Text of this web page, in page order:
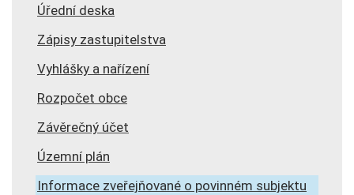
Úřední deska
Zápisy zastupitelstva
Vyhlášky a nařízení
Rozpočet obce
Závěrečný účet
Územní plán
Informace zveřejňované o povinném subjektu